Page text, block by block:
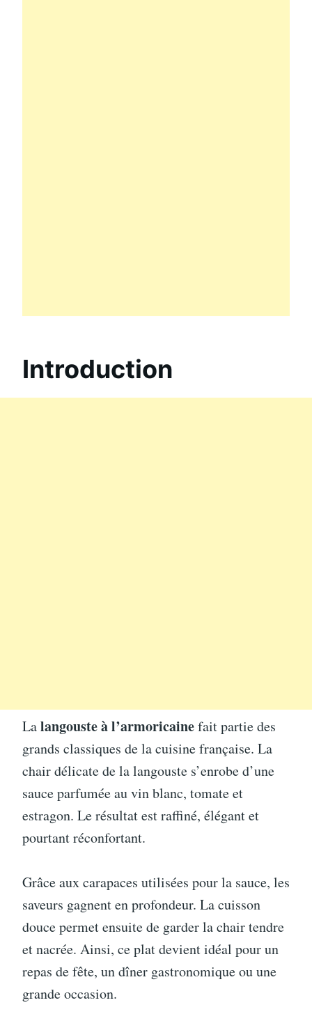
Introduction
Lalangouste à l’armoricainefait partie des
grands classiques de la cuisine française. La
chair délicate de la langouste s’enrobe d’une
sauce parfumée au vin blanc, tomate et
estragon. Le résultat est raffiné, élégant et
pourtant réconfortant.
Grâce aux carapaces utilisées pour la sauce, les
saveurs gagnent en profondeur. La cuisson
douce permet ensuite de garder la chair tendre
et nacrée. Ainsi, ce plat devient idéal pour un
repas de fête, un dîner gastronomique ou une
grande occasion.